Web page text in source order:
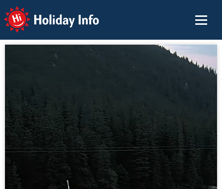
Holiday Info